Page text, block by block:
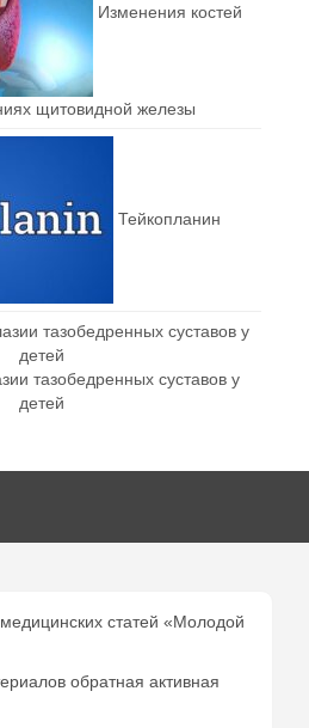
Изменения костей
щитовидной железы
Тейкопланин
тазобедренных суставов у
детей
статей «Молодой
обратная активная